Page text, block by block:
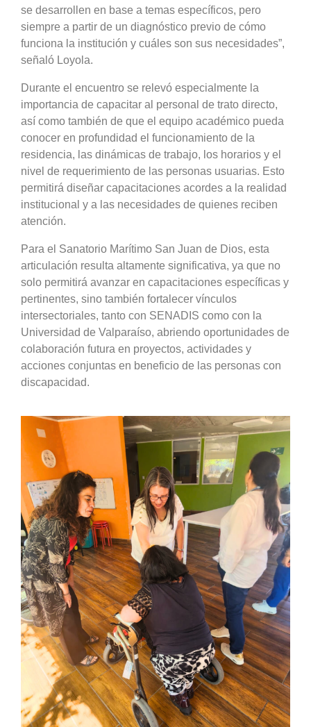
se desarrollen en base a temas específicos, pero
siempre a partir de un diagnóstico previo de cómo
funciona la institución y cuáles son sus necesidades”,
señaló Loyola.
Durante el encuentro se relevó especialmente la
importancia de capacitar al personal de trato directo,
así como también de que el equipo académico pueda
conocer en profundidad el funcionamiento de la
residencia, las dinámicas de trabajo, los horarios y el
nivel de requerimiento de las personas usuarias. Esto
permitirá diseñar capacitaciones acordes a la realidad
institucional y a las necesidades de quienes reciben
atención.
Para el Sanatorio Marítimo San Juan de Dios, esta
articulación resulta altamente significativa, ya que no
solo permitirá avanzar en capacitaciones específicas y
pertinentes, sino también fortalecer vínculos
intersectoriales, tanto con SENADIS como con la
Universidad de Valparaíso, abriendo oportunidades de
colaboración futura en proyectos, actividades y
acciones conjuntas en beneficio de las personas con
discapacidad.